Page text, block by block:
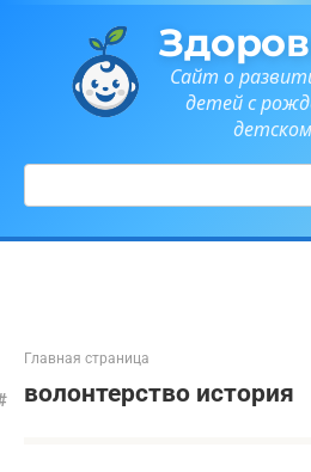
Сайт о
детей с
Поиск:
Главная страница
волонтерство история